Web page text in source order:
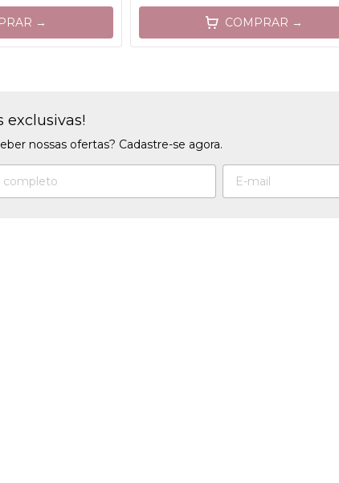
→ COMPRAR →
exclusivas!
nossas ofertas? Cadastre-se agora.